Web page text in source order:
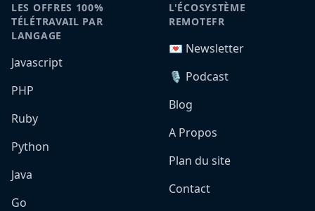
LES OFFRES 100%
TÉLÉTRAVAIL PAR
LANGAGE
Javascript
PHP
Ruby
Python
Java
Go
L'ÉCOSYSTÈME
REMOTEFR
💌 Newsletter
🎙️ Podcast
Blog
A Propos
Plan du site
Contact